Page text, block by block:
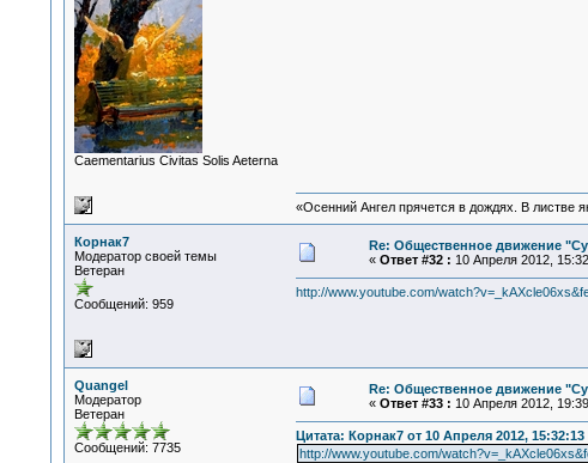
Сaementarius Civitas Solis Aeterna
«Осенний Ангел прячется в дождях. В листве
Корнак7
Модератор своей темы
Ветеран
Сообщений: 959
Re: Общественное движение
« Ответ #32 : 10 Апреля 2012,
http://www.youtube.com/
Quangel
Модератор
Ветеран
Сообщений: 7735
Re: Общественное движение
« Ответ #33 : 10 Апреля 2012,
Цитата: Корнак7 от 10 Апреля 2012, 15:32:13
http://www.youtube.com/